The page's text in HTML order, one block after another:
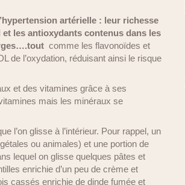
artérielle : leur richesse
les antioxydants contenus dans les
comme les flavonoïdes et
de l’oxydation, réduisant ainsi le risque
et des vitamines grâce à ses
mais les minéraux se
l’on glisse à l’intérieur. Pour rappel, un
ou animales) et une portion de
lequel on glisse quelques pâtes et
enrichie d’un peu de crème et
cassés enrichie de dinde fumée et